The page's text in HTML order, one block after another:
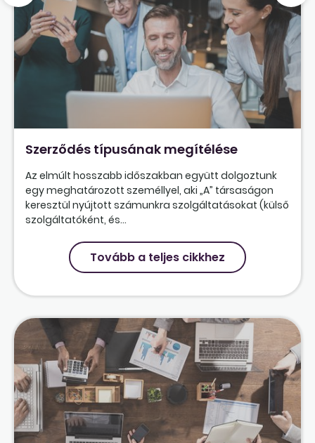
Szerződés típusának megítélése
Az elmúlt hosszabb időszakban együtt dolgoztunk
egy meghatározott személlyel, aki „A” társaságon
keresztül nyújtott számunkra szolgáltatásokat (külső
szolgáltatóként, és...
Tovább a teljes cikkhez